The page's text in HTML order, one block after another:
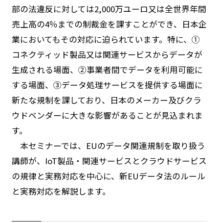
部の法違反に対しては2,000万ユーロ又は全世界年間
売上高の4％までの制裁金を課すことができ、日本企
業においてもその対応に迫られています。特に、①
コネクティッド製品又は関連サービスからデータが
生成される場面、②事業者間でデータを利用可能に
する場面、③データ処理サービスを提供する場面に
新たな規制を課しており、日本のメーカー及びクラ
ウドベンダーに大きな影響があることが見込まれま
す。
本セミナーでは、EUのデータ関連規制を取り扱う
講師が、IoT製品・関連サービスとクラウドサービス
の規律と実務対応を中心に、新EUデータ法のルール
と実務対応を解説します。